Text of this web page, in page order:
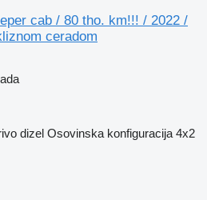
cab / 80 tho. km!!! / 2022 /
ceradom
dizel Osovinska konfiguracija 4x2